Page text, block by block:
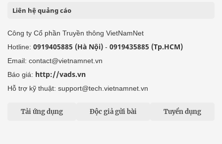
Liên hệ quảng cáo
Công ty Cổ phần Truyền thông VietNamNet
Hotline: 0919405885 (Hà Nội) - 0919435885 (Tp.HCM)
Email: contact@vietnamnet.vn
Báo giá: http://vads.vn
Hỗ trợ kỹ thuật: support@tech.vietnamnet.vn
Tải ứng dụng Độc giả gửi bài Tuyển dụng